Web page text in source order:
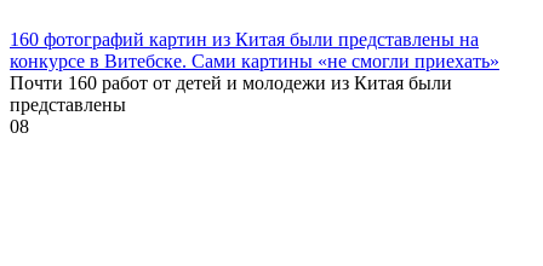
160 фотографий картин из Китая были представлены на
конкурсе в Витебске. Сами картины «не смогли приехать»
Почти 160 работ от детей и молодежи из Китая были
представлены
08